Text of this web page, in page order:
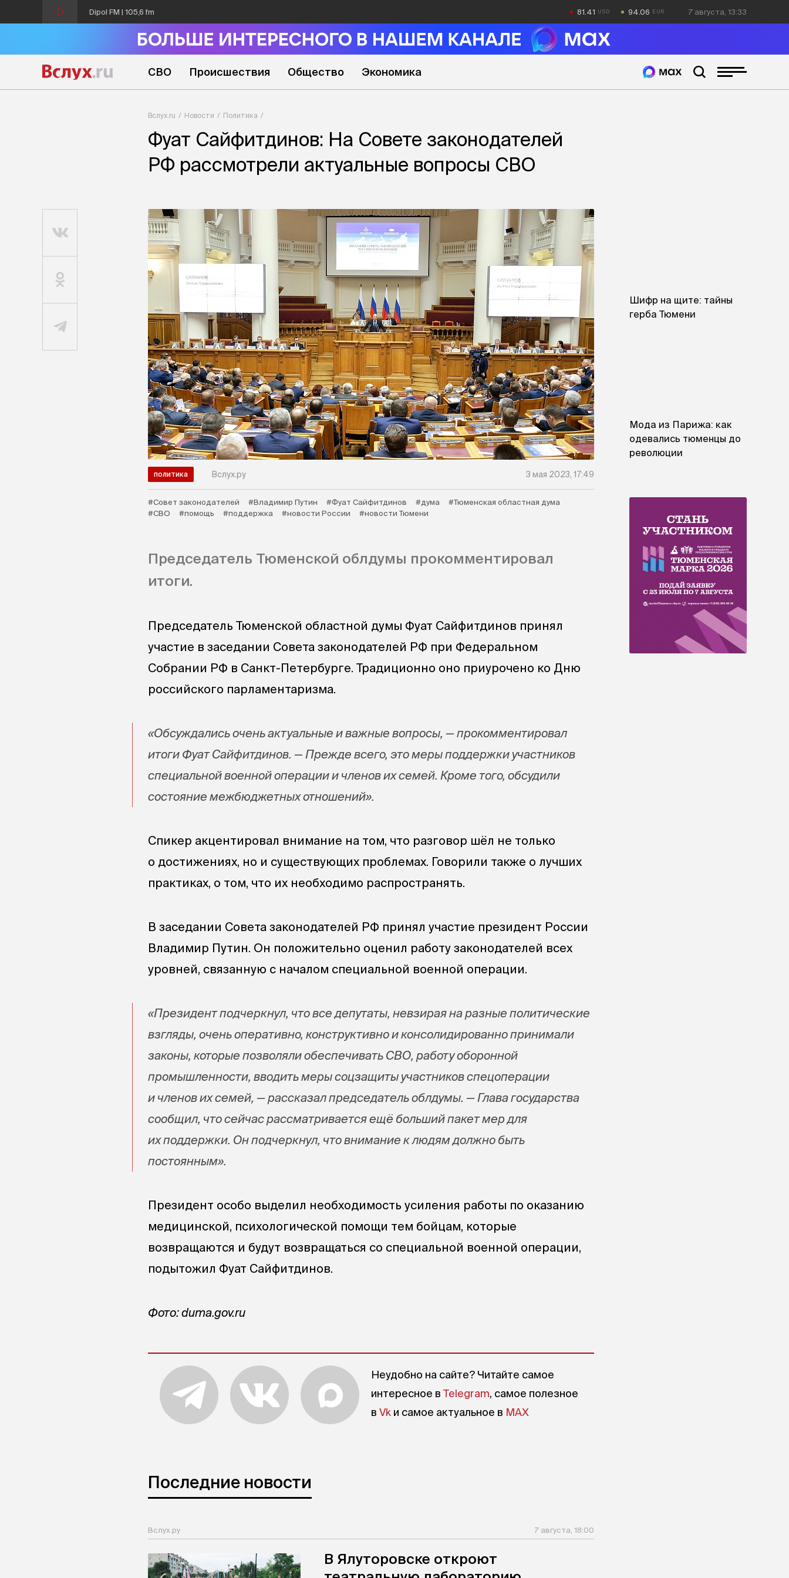
Dipol FM | 105,6 fm 81.41 94.06 7 августа, 13:33
СВО Происшествия Общество Экономика
Вслух.ru Новости Политика
Фуат Сайфитдинов: На Совете законодателей
РФ рассмотрели актуальные вопросы СВО
политика Вслух.ру 3 мая 2023, 17:49
#Совет законодателей #Владимир Путин #Фуат Сайфитдинов #дума
#Тюменская областная дума
#СВО
#помощь #поддержка #новости России #новости Тюмени
Председатель Тюменской облдумы прокомментировал
итоги.
Председатель Тюменской областной думы Фуат Сайфитдинов принял
участие в заседании Совета законодателей РФ при Федеральном
Собрании РФ в Санкт-Петербурге. Традиционно оно приурочено ко Дню
российского парламентаризма.
«Обсуждались очень актуальные и важные вопросы, — прокомментировал
итоги Фуат Сайфитдинов. — Прежде всего, это меры поддержки участников
специальной военной операции и членов их семей. Кроме того, обсудили
состояние межбюджетных отношений».
Спикер акцентировал внимание на том, что разговор шёл не только
о достижениях, но и существующих проблемах. Говорили также о лучших
практиках, о том, что их необходимо распространять.
В заседании Совета законодателей РФ принял участие президент России
Владимир Путин. Он положительно оценил работу законодателей всех
уровней, связанную с началом специальной военной операции.
«Президент подчеркнул, что все депутаты, невзирая на разные политические
взгляды, очень оперативно, конструктивно и консолидированно принимали
законы, которые позволяли обеспечивать СВО, работу оборонной
промышленности, вводить меры соцзащиты участников спецоперации
и членов их семей, — рассказал председатель облдумы. — Глава государства
сообщил, что сейчас рассматривается ещё больший пакет мер для
их поддержки. Он подчеркнул, что внимание к людям должно быть
постоянным».
Президент особо выделил необходимость усиления работы по оказанию
медицинской, психологической помощи тем бойцам, которые
возвращаются и будут возвращаться со специальной военной операции,
подытожил Фуат Сайфитдинов.
Фото: duma.gov.ru
Неудобно на сайте? Читайте самое
интересное в Telegram, самое полезное
в Vk и самое актуальное в MAX
Последние новости
Вслух.ру 7 августа, 18:00
В Ялуторовске откроют
Шифр на щите: тайны
герба Тюмени
Мода из Парижа: как
одевались тюменцы до
революции